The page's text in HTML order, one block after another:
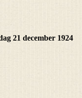
21 december 1924